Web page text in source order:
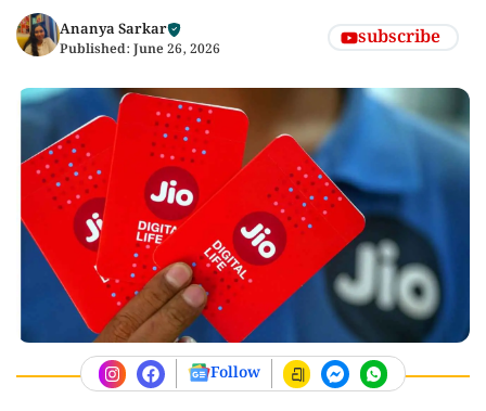
Ananya Sarkar
Published: June 26, 2026 subscribe
Follow